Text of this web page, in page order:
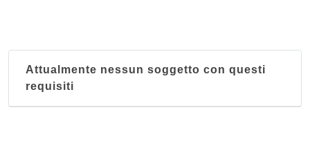
Attualmente nessun soggetto con questi
requisiti